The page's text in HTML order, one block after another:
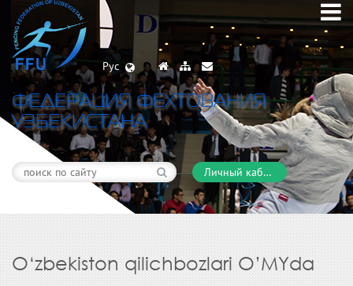
Рус
ФЕДЕРАЦИЯ ФЕХТОВАНИЯ
УЗБЕКИСТАНА
Личный кабинет
O‘zbekiston qilichbozlari O’MYda